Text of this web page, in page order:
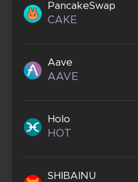
PancakeSwap
CAKE
Aave
AAVE
Holo
HOT
SHIBAINU